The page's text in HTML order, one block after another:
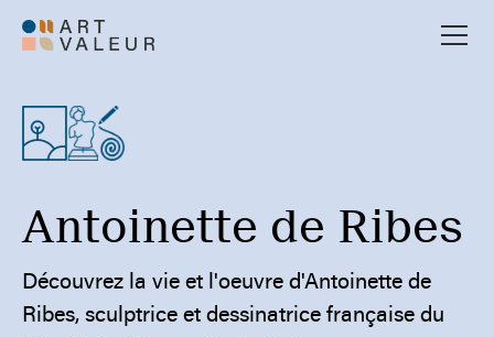
Antoinette de Ribes
Découvrez la vie et l'oeuvre d'Antoinette de
Ribes, sculptrice et dessinatrice française du